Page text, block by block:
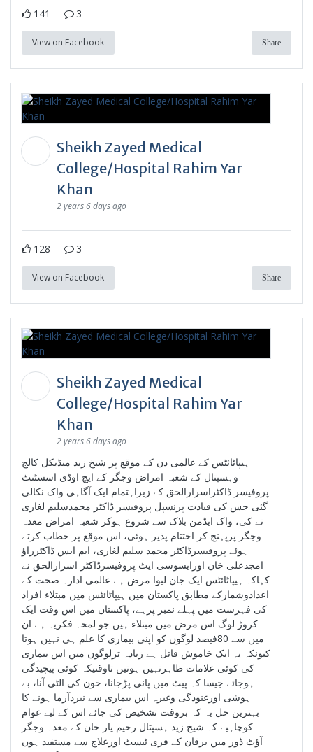
141 3
View on Facebook Share
Sheikh Zayed Medical
College/Hospital Rahim Yar
Khan
2 years 6 days ago
128 3
View on Facebook Share
Sheikh Zayed Medical
College/Hospital Rahim Yar
Khan
2 years 6 days ago
ہیپاٹائٹس کے عالمی دن کے موقع پر شیخ زید میڈیکل کالج
وہسپتال کے شعبہ امراض وجگر کے ایچ اوڈی اسسٹنٹ
پروفیسر ڈاکٹراسرارالحق کے زیراہتمام ایک آگاہی واک نکالی
گئی جس کی قیادت پرنسپل پروفیسر ڈاکٹر محمدسلیم لغاری
نے کی، واک ایڈمن بلاک سے شروع ہوکر شعبہ امراض معدہ
وجگر پرپہنچ کر اختتام پذیر ہوئی، اس موقع پر خطاب کرتے
ہوئے پروفیسرڈاکٹر محمد سلیم لغاری، ایم ایس ڈاکٹرراؤ
امجدعلی خان اورایسوسی ایٹ پروفیسرڈاکٹر اسرارالحق نے
کہاکہ ہیپاٹائٹس ایک جان لیوا مرض ہے عالمی ادارہ صحت کے
اعدادوشمارکے مطابق پاکستان میں ہیپاٹائٹس میں مبتلاء افراد
کی فہرست میں پہلے نمبر پرہے، پاکستان میں اس وقت ایک
کروڑ لوگ اس مرض میں مبتلاء ہیں جو لمحہ فکریہ ہے ان
میں سے 80فیصد لوگوں کو اپنی بیماری کا علم ہی نہیں ہوتا
کیونکہ یہ ایک خاموش قاتل ہے زیادہ ترلوگوں میں اس بیماری
کی کوئی علامات ظاہرنہیں ہوتیں تاوقتیکہ کوئی پیچیدگی
ہوجائے جیسا کہ پیٹ میں پانی پڑجانا، خون کی الٹی آنا، بے
ہوشی اورغنودگی وغیرہ اس بیماری سے نبردآزما ہونے کا
بہترین حل یہ کہ بروقت تشخیص کی جائے اس کے لیے عوام
کوچاہیے کہ شیخ زید ہسپتال رحیم یار خان کے معدہ وجگر
آؤٹ ڈور میں یرقان کے فری ٹیسٹ اورعلاج سے مستفید ہوں